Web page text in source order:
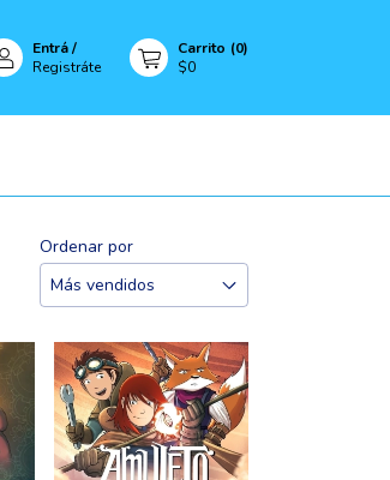
Entrá/
Registráte
Carrito (0)
$0
Ordenar por